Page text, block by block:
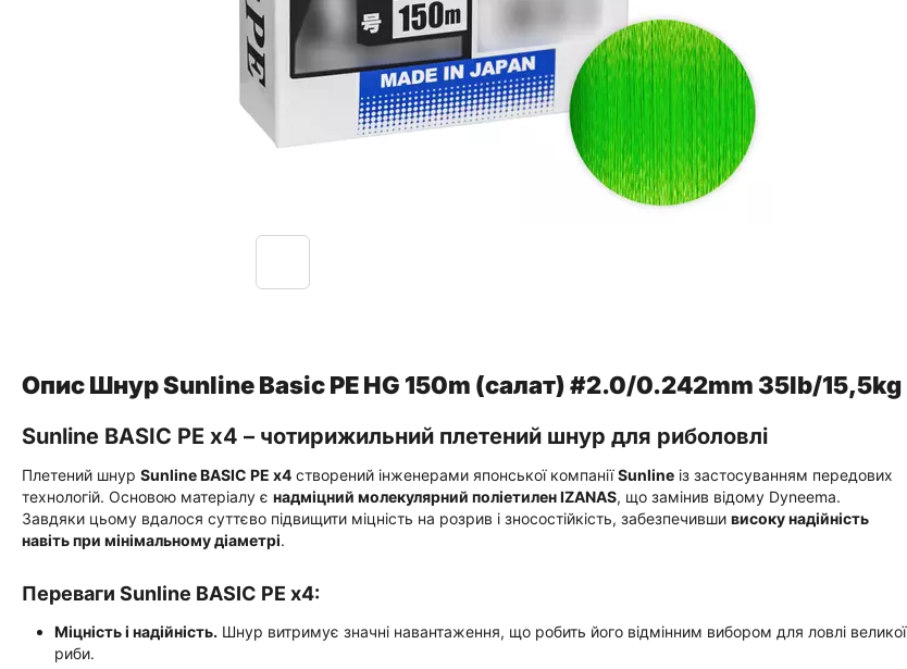
Опис Шнур Sunline Basic PE HG 150m (салат) #2.0/0.242mm 35lb/15,5kg
Sunline BASIC PE x4 – чотирижильний плетений шнур для риболовлі
Плетений шнур Sunline BASIC PE x4 створений інженерами японської компаніїSunline із застосуванням передових
технологій. Основою матеріалу є надміцний молекулярний поліетилен IZANAS, що замінив відому Dyneema.
Завдяки цьому вдалося суттєво підвищити міцність на розрив і зносостійкість, забезпечивши високу надійність
навіть при мінімальному діаметрі.
Переваги Sunline BASIC PE x4:
Міцність і надійність. Шнур витримує значні навантаження, що робить його відмінним вибором для ловлі великої
риби.